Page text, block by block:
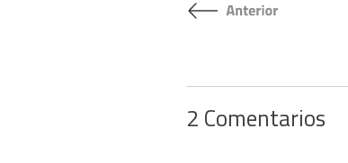
2 Comentarios